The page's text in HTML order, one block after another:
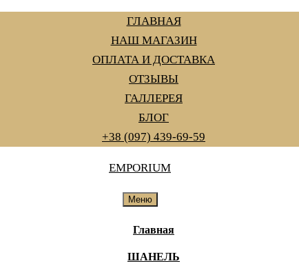
Перейти
к
содержанию
ГЛАВНАЯ
НАШ МАГАЗИН
ОПЛАТА И ДОСТАВКА
ОТЗЫВЫ
ГАЛЛЕРЕЯ
БЛОГ
+38 (097) 439-69-59
EMPORIUM
Меню
Главная
ШАНЕЛЬ